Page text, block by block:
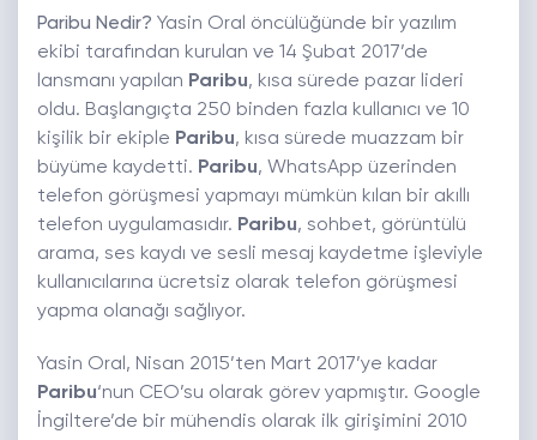
Paribu Nedir? Yasin Oral öncülüğünde bir yazılım
ekibi tarafından kurulan ve 14 Şubat 2017’de
lansmanı yapılan Paribu, kısa sürede pazar lideri
oldu. Başlangıçta 250 binden fazla kullanıcı ve 10
kişilik bir ekiple Paribu, kısa sürede muazzam bir
büyüme kaydetti. Paribu, WhatsApp üzerinden
telefon görüşmesi yapmayı mümkün kılan bir akıllı
telefon uygulamasıdır. Paribu, sohbet, görüntülü
arama, ses kaydı ve sesli mesaj kaydetme işleviyle
kullanıcılarına ücretsiz olarak telefon görüşmesi
yapma olanağı sağlıyor.
Yasin Oral, Nisan 2015’ten Mart 2017’ye kadar
Paribu‘nun CEO’su olarak görev yapmıştır. Google
İngiltere’de bir mühendis olarak ilk girişimini 2010